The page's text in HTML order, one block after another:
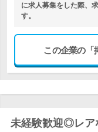
に求人募集をした際、
す。
この企業の「
未経験歓迎◎レア